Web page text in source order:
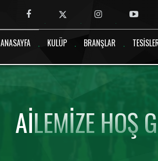
ANASAYFA KULÜP BRANŞLAR
AILEMIZE HOŞ